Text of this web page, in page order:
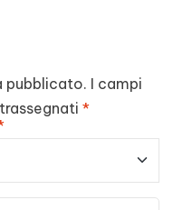
pubblicato. I campi
*